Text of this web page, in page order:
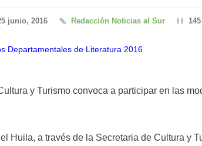
junio, 2016 Redacción Noticias al Sur
y Turismo convoca a participar en las
Huila, a través de la Secretaria de Cultura y